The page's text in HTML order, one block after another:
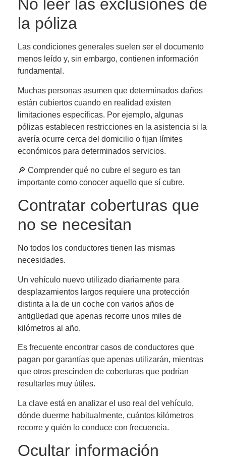
No leer las exclusiones de
la póliza
Las condiciones generales suelen ser el documento
menos leído y, sin embargo, contienen información
fundamental.
Muchas personas asumen que determinados daños
están cubiertos cuando en realidad existen
limitaciones específicas. Por ejemplo, algunas
pólizas establecen restricciones en la asistencia si la
avería ocurre cerca del domicilio o fijan límites
económicos para determinados servicios.
🔎 Comprender qué no cubre el seguro es tan
importante como conocer aquello que sí cubre.
Contratar coberturas que
no se necesitan
No todos los conductores tienen las mismas
necesidades.
Un vehículo nuevo utilizado diariamente para
desplazamientos largos requiere una protección
distinta a la de un coche con varios años de
antigüedad que apenas recorre unos miles de
kilómetros al año.
Es frecuente encontrar casos de conductores que
pagan por garantías que apenas utilizarán, mientras
que otros prescinden de coberturas que podrían
resultarles muy útiles.
La clave está en analizar el uso real del vehículo,
dónde duerme habitualmente, cuántos kilómetros
recorre y quién lo conduce con frecuencia.
Ocultar información